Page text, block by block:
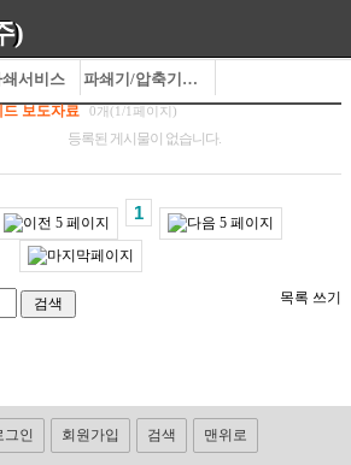
)
서비스
파쇄기/압축기제작
보도자료 0개(1/1페이지)
등록된 게시물이 없습니다.
1
목록 쓰기
그인 회원가입 검색 맨위로